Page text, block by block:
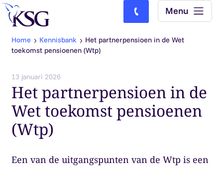
Skip to content
Bel ons: (0)77-4740000
Menu
Home Kennisbank
Het partnerpensioen in de Wet
toekomst pensioenen (Wtp)
13 januari 2026
Het partnerpensioen in de
Wet toekomst pensioenen
(Wtp)
Een van de uitgangspunten van de Wtp is een